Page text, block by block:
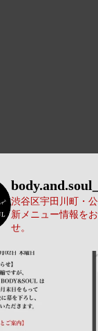
渋谷区宇田川町・
新メニュー情報を
せ。